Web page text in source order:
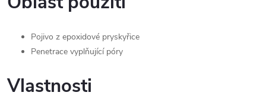
Pojivo z epoxidové pryskyřice
Penetrace vyplňující póry
Vlastnosti